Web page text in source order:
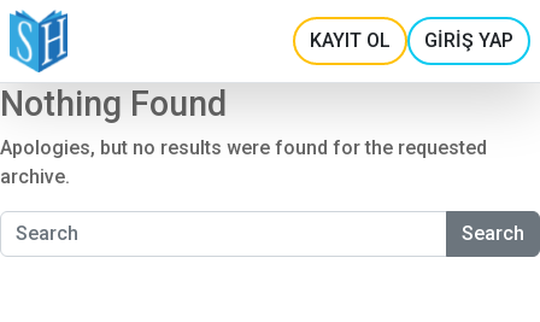
KAYIT OL GİRİŞ YAP
Nothing Found
Apologies, but no results were found for the requested
archive.
Search